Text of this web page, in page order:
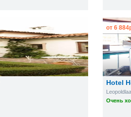
Hotel
Очень
от 6 884